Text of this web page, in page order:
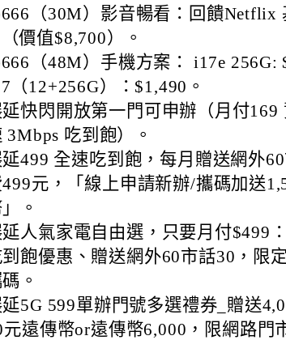
666（30M）影音暢看：回饋Netflix
（價值$8,700）。
666（48M）手機方案： i17e 256G:
7（12+256G）：$1,490。
延快閃開放第一門可申辦（月付169
3Mbps 吃到飽）。
延499 全速吃到飽，每月贈送網外
499元，「線上申請新辦/攜碼加送
。
延人氣家電自由選，只要月付$499
到飽優惠、贈送網外60市話30，限
。
延5G 599單辦門號多選禮券_贈送
元遠傳幣or遠傳幣6,000，限網路門